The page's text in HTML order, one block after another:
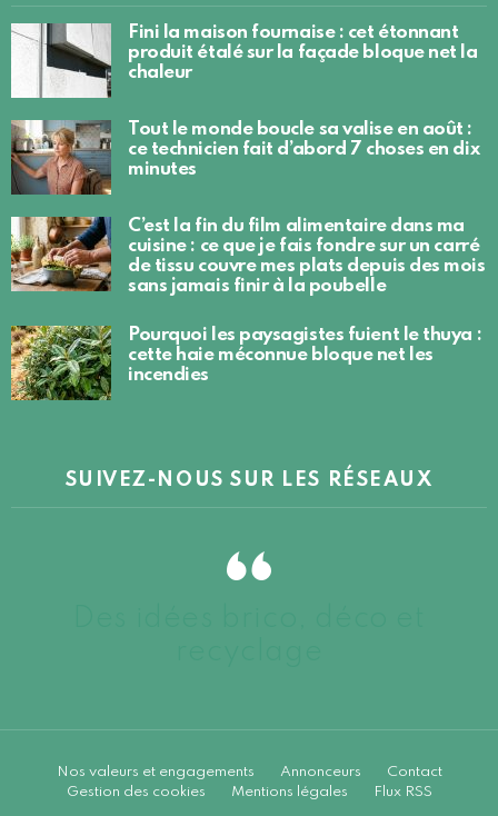
Fini la maison fournaise : cet étonnant
produit étalé sur la façade bloque net la
chaleur
Tout le monde boucle sa valise en août :
ce technicien fait d’abord 7 choses en dix
minutes
C’est la fin du film alimentaire dans ma
cuisine : ce que je fais fondre sur un carré
de tissu couvre mes plats depuis des mois
sans jamais finir à la poubelle
Pourquoi les paysagistes fuient le thuya :
cette haie méconnue bloque net les
incendies
SUIVEZ-NOUS SUR LES RÉSEAUX
Nos valeurs et engagements Annonceurs
Contact
Gestion des cookies
Mentions légales Flux RSS